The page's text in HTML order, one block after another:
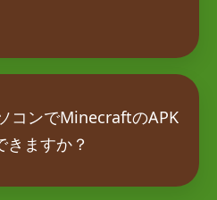
コンでMinecraftのAPK
きますか？